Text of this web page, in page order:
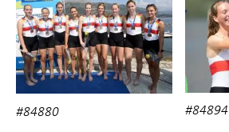
#84880 #84894